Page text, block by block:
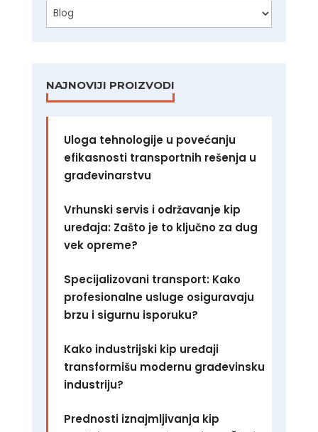
Kategorije
NAJNOVIJI PROIZVODI
Uloga tehnologije u povećanju
efikasnosti transportnih rešenja u
građevinarstvu
Vrhunski servis i održavanje kip
uređaja: Zašto je to ključno za dug
vek opreme?
Specijalizovani transport: Kako
profesionalne usluge osiguravaju
brzu i sigurnu isporuku?
Kako industrijski kip uređaji
transformišu modernu građevinsku
industriju?
Prednosti iznajmljivanja kip